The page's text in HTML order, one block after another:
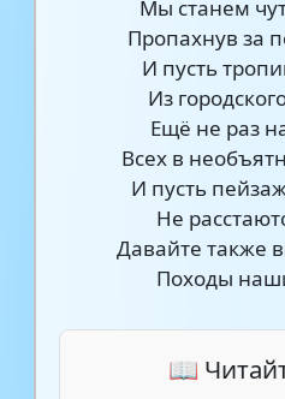
Мы станем
Пропахнув за
И пусть
Из
Ещё не раз
Всех в
И пусть
Не
Давайте также
Походы
📖